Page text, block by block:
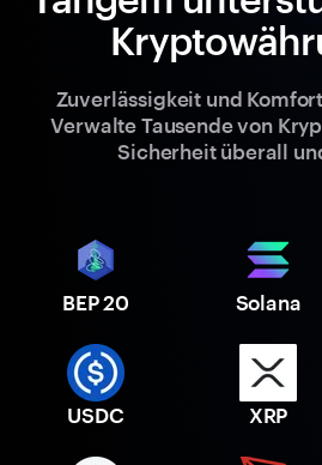
Zuverlässigkeit und
Verwalte Tausende von
Sicherheit überall
BEP 20 Solana
USDC XRP